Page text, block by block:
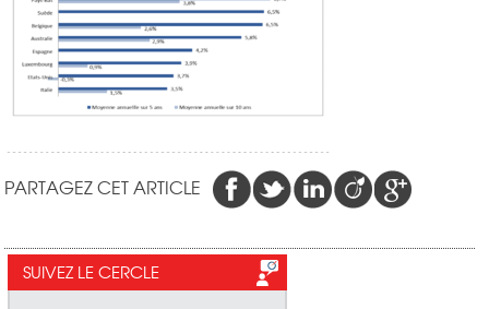
PARTAGEZ CET ARTICLE
SUIVEZ LE CERCLE